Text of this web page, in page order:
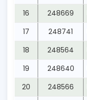
16 248669
17 248741
18 248564
19 248640
20 248566